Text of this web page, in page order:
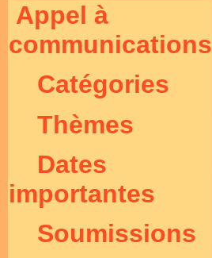
Appel à
communications
Catégories
Thèmes
Dates
importantes
Soumissions